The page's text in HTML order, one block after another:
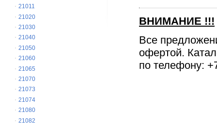
21011
21020
21030
21040
21050
21060
21065
21070
21073
21074
21080
21082
ВНИМАНИЕ !!!
Все
офертой.
по телефону: